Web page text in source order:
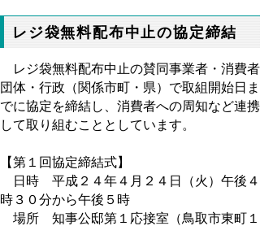
レジ袋無料配布中止の協定締結
レジ袋無料配布中止の賛同事業者・消費者
団体・行政（関係市町・県）で取組開始日ま
でに協定を締結し、消費者への周知など連携
して取り組むこととしています。
【第１回協定締結式】
日時 平成２４年４月２４日（火）午後４
時３０分から午後５時
場所 知事公邸第１応接室（鳥取市東町１